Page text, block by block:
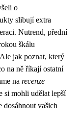
o
slibují extra
Nutrend, přední
škálu
jak poznat, který
na ně říkají ostatní
na recenze
si mohli udělat lepší
dosáhnout vašich